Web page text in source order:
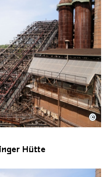
Völklinger Hütte mit
Völklinger Hütte | Karl
©
Hütte